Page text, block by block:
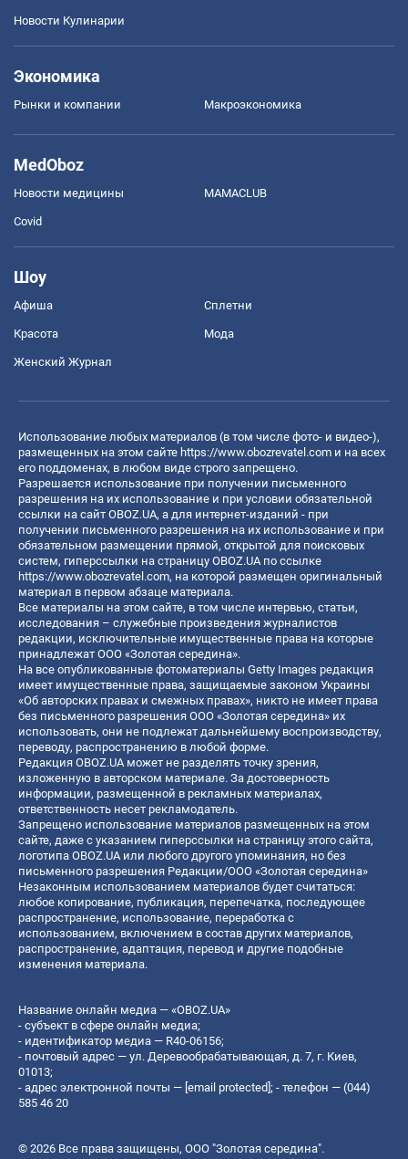
Новости Кулинарии
Экономика
Рынки и компании Mакроэкономика
MedOboz
Новости медицины MAMACLUB
Covid
Шоу
Афиша Сплетни
Красота Мода
Женский Журнал
Использование любых материалов (в том числе фото- и видео-),
размещенных на этом сайте https://www.obozrevatel.com и на всех
его поддоменах, в любом виде строго запрещено.
Разрешается использование при получении письменного
разрешения на их использование и при условии обязательной
ссылки на сайт OBOZ.UA, а для интернет-изданий - при
получении письменного разрешения на их использование и при
обязательном размещении прямой, открытой для поисковых
систем, гиперссылки на страницу OBOZ.UA по ссылке
https://www.obozrevatel.com, на которой размещен оригинальный
материал в первом абзаце материала.
Все материалы на этом сайте, в том числе интервью, статьи,
исследования – служебные произведения журналистов
редакции, исключительные имущественные права на которые
принадлежат ООО «Золотая середина».
На все опубликованные фотоматериалы Getty Images редакция
имеет имущественные права, защищаемые законом Украины
«Об авторских правах и смежных правах», никто не имеет права
без письменного разрешения ООО «Золотая середина» их
использовать, они не подлежат дальнейшему воспроизводству,
переводу, распространению в любой форме.
Редакция OBOZ.UA может не разделять точку зрения,
изложенную в авторском материале. За достоверность
информации, размещенной в рекламных материалах,
ответственность несет рекламодатель.
Запрещено использование материалов размещенных на этом
сайте, даже с указанием гиперссылки на страницу этого сайта,
логотипа OBOZ.UA или любого другого упоминания, но без
письменного разрешения Редакции/ООО «Золотая середина»
Незаконным использованием материалов будет считаться:
любое копирование, публикация, перепечатка, последующее
распространение, использование, переработка с
использованием, включением в состав других материалов,
распространение, адаптация, перевод и другие подобные
изменения материала.
Название онлайн медиа — «OBOZ.UA»
- субъект в сфере онлайн медиа;
- идентификатор медиа — R40-06156;
- почтовый адрес — ул. Деревообрабатывающая, д. 7, г. Киев,
01013;
- адрес электронной почты — [email protected]; - телефон — (044)
585 46 20
© 2026 Все права защищены, ООО "Золотая середина".